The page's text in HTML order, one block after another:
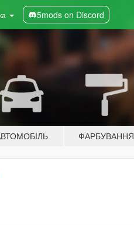
5mods on Discord
ФАРБУВАННЯ